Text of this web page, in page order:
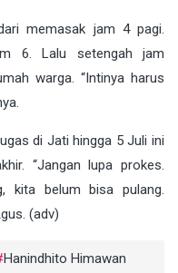
memasak jam 4 pagi.
6. Lalu setengah jam
warga. “Intinya harus
di Jati hingga 5 Juli ini
“Jangan lupa prokes.
kita belum bisa pulang.
(adv)
Hanindhito Himawan